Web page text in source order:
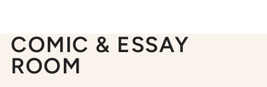
COMIC & ESSAY
ROOM